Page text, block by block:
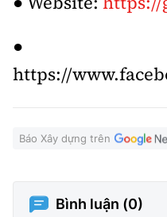
●
https://
Báo Xây dựng trên
Bình luận (0)